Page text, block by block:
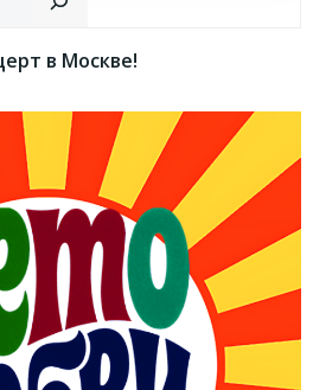
записям
в Москве!